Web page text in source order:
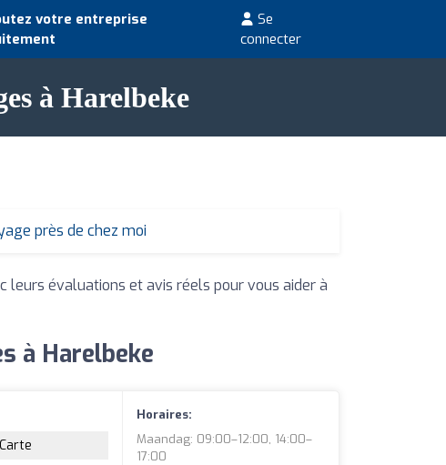
votre entreprise
Se
connecter
à Harelbeke
près de chez moi
leurs évaluations et avis réels pour vous aider à
à Harelbeke
Carte
Horaires:
Maandag: 09:00–12:00, 14:00–
17:00